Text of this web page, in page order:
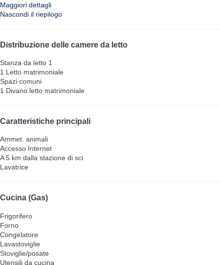
Maggiori dettagli
Nascondi il riepilogo
Distribuzione delle camere da letto
Stanza da letto 1
1 Letto matrimoniale
Spazi comuni
1 Divano letto matrimoniale
Caratteristiche principali
Ammet. animali
Accesso Internet
A 5 km dalla stazione di sci
Lavatrice
Cucina (Gas)
Frigorifero
Forno
Congelatore
Lavastoviglie
Stoviglie/posate
Utensili da cucina